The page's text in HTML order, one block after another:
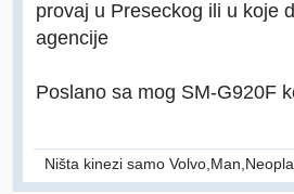
provaj u Preseckog ili u koje
agencije
Poslano sa mog SM-G920F
Ništa kinezi samo